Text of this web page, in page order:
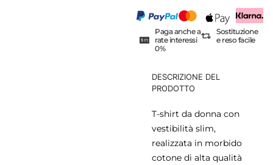
Paga anche a
rate interessi
0%
Sostituzione
e reso facile
DESCRIZIONE DEL
PRODOTTO
T-shirt da donna con
vestibilità slim,
realizzata in morbido
cotone di alta qualità